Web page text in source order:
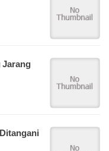
Jarang